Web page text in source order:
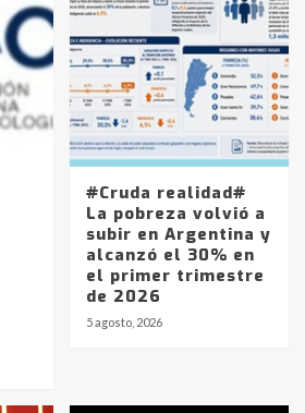
#Cruda realidad#
La pobreza volvió a
subir en Argentina y
alcanzó el 30% en
el primer trimestre
de 2026
5 agosto, 2026